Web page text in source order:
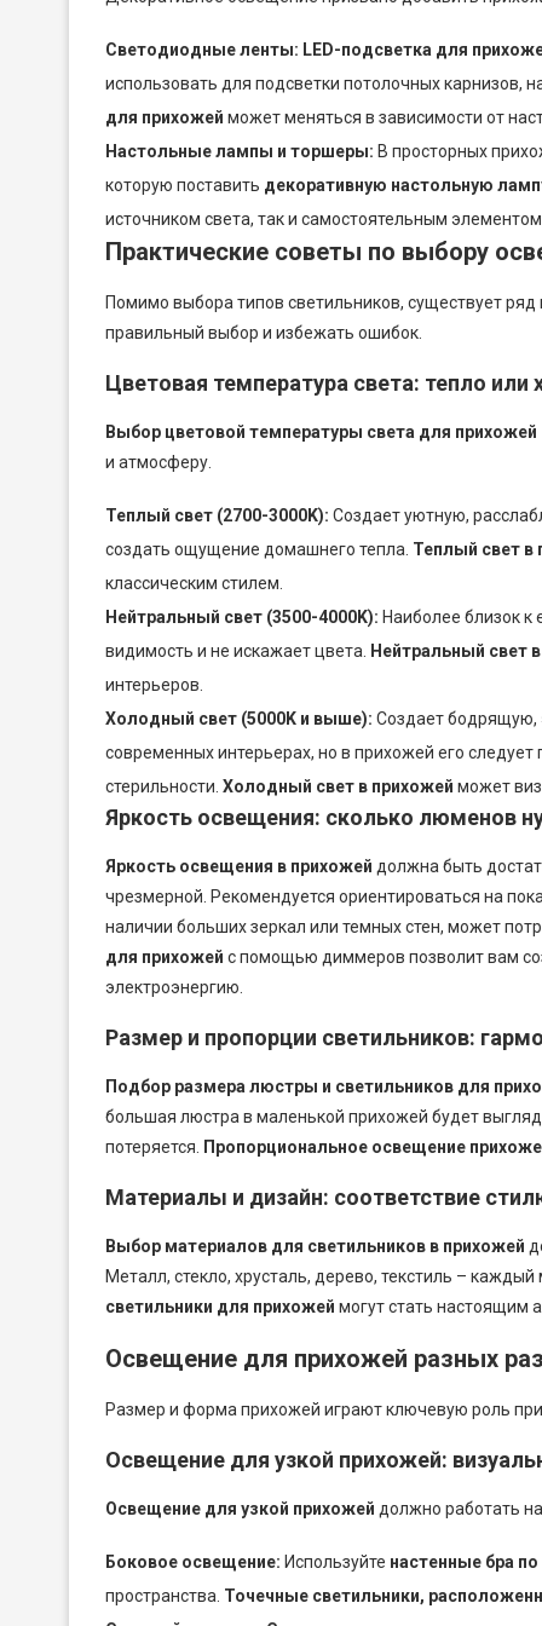
Светодиодные ленты: LED-подсветка для
использовать для подсветки потолочных карнизов,
для прихожей может меняться в зависимости от
Настольные лампы и торшеры: В просторных
которую поставить декоративную настольную
источником света, так и самостоятельным
Практические советы по выбору
Помимо выбора типов светильников, существует
правильный выбор и избежать ошибок.
Цветовая температура света: тепло или
Выбор цветовой температуры света для прихожей
и атмосферу.
Теплый свет (2700-3000K): Создает уютную,
создать ощущение домашнего тепла. Теплый свет в
классическим стилем.
Нейтральный свет (3500-4000K): Наиболее близок
видимость и не искажает цвета.
Нейтральный свет
интерьеров.
Холодный свет (5000K и выше): Создает бодрящую,
современных интерьерах, но в прихожей его
стерильности. Холодный свет в прихожей может
Яркость освещения: сколько люменов
Яркость освещения в прихожей должна быть
чрезмерной. Рекомендуется ориентироваться на
наличии больших зеркал или темных стен, может
для прихожей с помощью диммеров позволит вам
электроэнергию.
Размер и пропорции светильников:
Подбор размера люстры и светильников для
большая люстра в маленькой прихожей будет
потеряется.
Пропорциональное освещение
Материалы и дизайн: соответствие
Выбор материалов для светильников в прихожей
Металл, стекло, хрусталь, дерево, текстиль –
светильники для прихожей могут стать настоящим
Освещение для прихожей разных
Размер и форма прихожей играют ключевую роль
Освещение для узкой прихожей:
Освещение для узкой прихожей должно работать
Боковое освещение: Используйте настенные бра
пространства. Точечные светильники,